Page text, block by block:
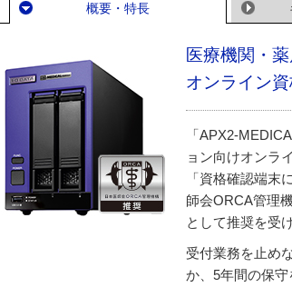
概要・特長
医療機関・
オンライン
「APX2-
ョン向けオンラ
「資格確認端末
師会ORCA管理
として推奨を受
受付業務を止め
か、5年間の保守